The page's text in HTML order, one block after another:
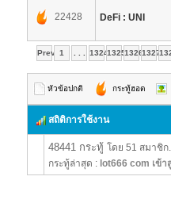
22428 DeFi : UNI
Prev 1 1324132513261327
หัวข้อปกติ กระทู้ฮอต
สถิติการใช้งาน
48441 กระทู้ โดย 51 สมาชิ
กระทู้ล่าสุด : lot666 com เข้